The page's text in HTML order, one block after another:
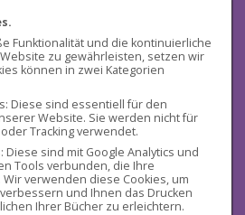
Funktionalität und die kontinuierliche
zu gewährleisten, setzen wir
können in zwei Kategorien
Diese sind essentiell für den
Website. Sie werden nicht für
Tracking verwendet.
Diese sind mit Google Analytics und
Tools verbunden, die Ihre
verwenden diese Cookies, um
und Ihnen das Drucken
Ihrer Bücher zu erleichtern.
Seguridad
sociales